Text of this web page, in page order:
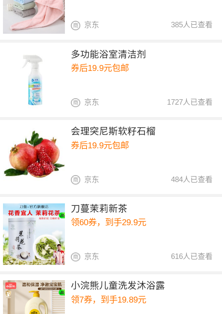
385人已查看
京东
多功能浴室清洁剂
券后19.9元包邮
1727人已查看
京东
会理突尼斯软籽石榴
券后19.9元包邮
484人已查看
京东
刀蔓茉莉新茶
领60券，到手29.9元
616人已查看
京东
小浣熊儿童洗发沐浴露
领7券，到手19.89元